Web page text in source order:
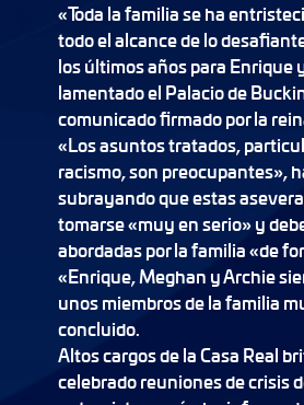
«Toda la familia se ha
todo el alcance de lo
los últimos años para Enrique
lamentado el Palacio de
comunicado firmado por la
«Los asuntos tratados,
racismo, son preocupantes»,
subrayando que estas
tomarse «muy en serio» y
abordadas por la familia «de
«Enrique, Meghan y Archie
unos miembros de la familia
concluido.
Altos cargos de la Casa Real
celebrado reuniones de crisis